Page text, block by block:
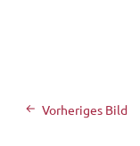
Vorheriges Bild